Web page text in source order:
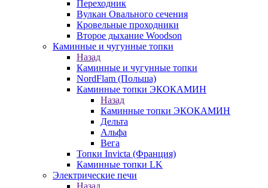
Переходник
Вулкан Овального сечения
Кровельные проходники
Второе дыхание Woodson
Каминные и чугунные топки
Назад
Каминные и чугунные топки
NordFlam (Польша)
Каминные топки ЭКОКАМИН
Назад
Каминные топки ЭКОКАМИН
Дельта
Альфа
Вега
Топки Invicta (Франция)
Каминные топки LK
Электрические печи
Назад